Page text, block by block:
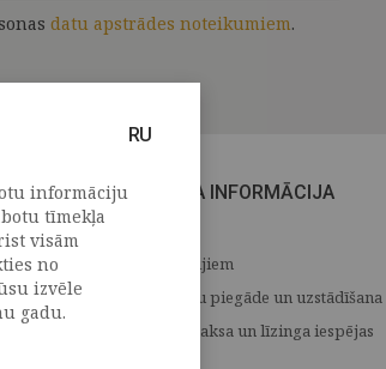
datu apstrādes noteikumiem.
CITA INFORMĀCIJA
Medijiem
Preču piegāde un uzstādīšana
Apmaksa un līzinga iespējas
RU
informāciju
tīmekļa
visām
no
izvēle
gadu.